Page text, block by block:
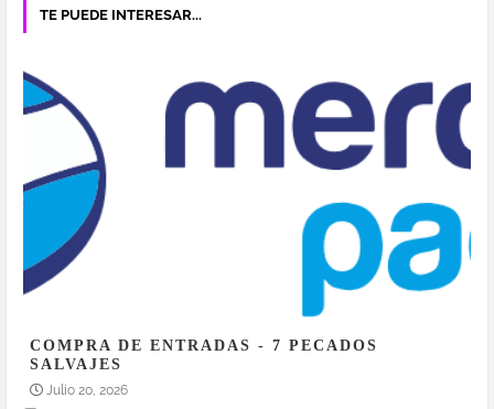
TE PUEDE INTERESAR...
COMPRA DE ENTRADAS - 7 PECADOS
SALVAJES
Julio 20, 2026